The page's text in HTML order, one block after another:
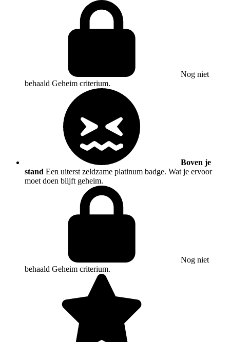
Nog niet
behaald Geheim criterium.
Boven je
stand Een uiterst zeldzame platinum badge. Wat je ervoor
moet doen blijft geheim.
Nog niet
behaald Geheim criterium.